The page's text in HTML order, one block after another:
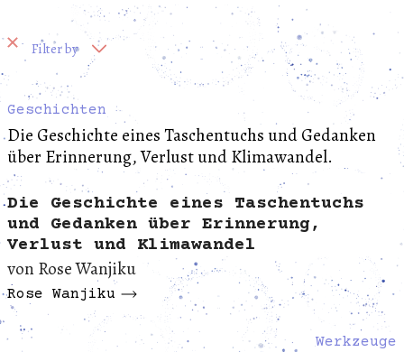
Notizen
2022 2023 2024 2025 2026
Filter by
Geschichten
Die Geschichte eines Taschentuchs und Gedanken
über Erinnerung, Verlust und Klimawandel.
Die Geschichte eines Taschentuchs
und Gedanken über Erinnerung,
Verlust und Klimawandel
von Rose Wanjiku
Rose Wanjiku
Werkzeuge